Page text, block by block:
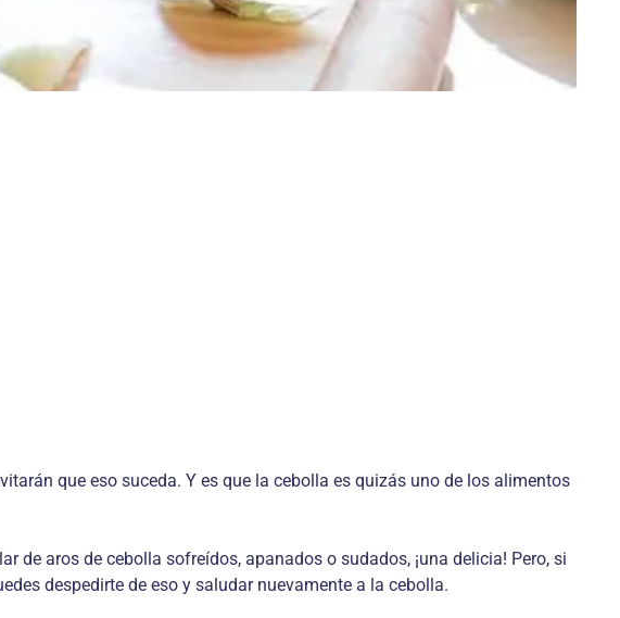
que eso suceda. Y es que la cebolla es quizás uno de los alimentos
aros de cebolla sofreídos, apanados o sudados, ¡una delicia! Pero, si
despedirte de eso y saludar nuevamente a la cebolla.